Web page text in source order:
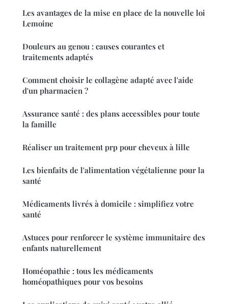
Les avantages de la mise en place de la nouvelle loi
Lemoine
Douleurs au genou : causes courantes et
traitements adaptés
Comment choisir le collagène adapté avec l'aide
d'un pharmacien ?
Assurance santé : des plans accessibles pour toute
la famille
Réaliser un traitement prp pour cheveux à lille
Les bienfaits de l'alimentation végétalienne pour la
santé
Médicaments livrés à domicile : simplifiez votre
santé
Astuces pour renforcer le système immunitaire des
enfants naturellement
Homéopathie : tous les médicaments
homéopathiques pour vos besoins